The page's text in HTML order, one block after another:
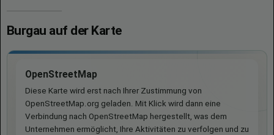
Burgau auf der Karte
OpenStreetMap
Diese Karte wird erst nach Ihrer Zustimmung von
OpenStreetMap.org geladen. Mit Klick wird dann eine
Verbindung nach OpenStreetMap hergestellt, was dem
Unternehmen ermöglicht, Ihre Aktivitäten zu verfolgen und zu